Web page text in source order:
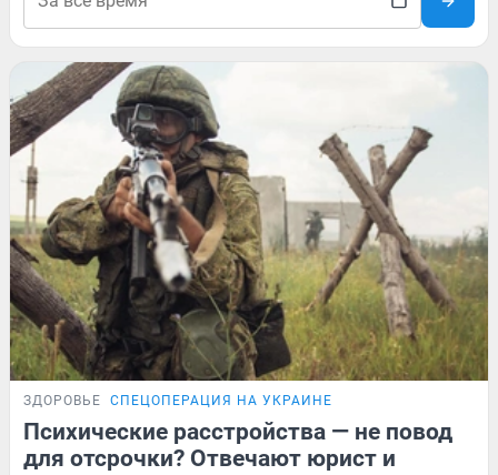
ЗДОРОВЬЕ СПЕЦОПЕРАЦИЯ НА УКРАИНЕ
Психические расстройства — не повод
для отсрочки? Отвечают юрист и